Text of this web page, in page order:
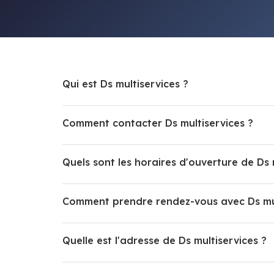
Qui est Ds multiservices ?
Comment contacter Ds multiservices ?
Quels sont les horaires d'ouverture de Ds
Comment prendre rendez-vous avec Ds
Quelle est l'adresse de Ds multiservices ?